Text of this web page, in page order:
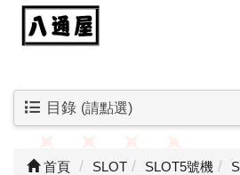
目錄 (請點選)
首頁 SLOT SLOT5號機